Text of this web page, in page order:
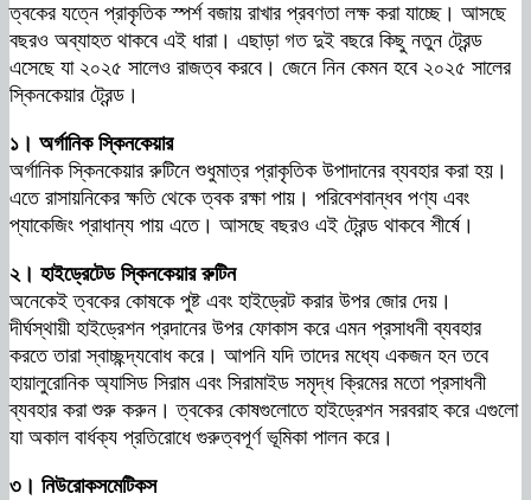
ত্বকের যত্নে প্রাকৃতিক স্পর্শ বজায় রাখার প্রবণতা লক্ষ করা যাচ্ছে। আসছে
বছরও অব্যাহত থাকবে এই ধারা। এছাড়া গত দুই বছরে কিছু নতুন ট্রেন্ড
এসেছে যা ২০২৫ সালেও রাজত্ব করবে। জেনে নিন কেমন হবে ২০২৫ সালের
স্কিনকেয়ার ট্রেন্ড।
১। অর্গানিক স্কিনকেয়ার
অর্গানিক স্কিনকেয়ার রুটিনে শুধুমাত্র প্রাকৃতিক উপাদানের ব্যবহার করা হয়।
এতে রাসায়নিকের ক্ষতি থেকে ত্বক রক্ষা পায়। পরিবেশবান্ধব পণ্য এবং
প্যাকেজিং প্রাধান্য পায় এতে। আসছে বছরও এই ট্রেন্ড থাকবে শীর্ষে।
২। হাইড্রেটেড স্কিনকেয়ার রুটিন
অনেকেই ত্বকের কোষকে পুষ্ট এবং হাইড্রেট করার উপর জোর দেয়।
দীর্ঘস্থায়ী হাইড্রেশন প্রদানের উপর ফোকাস করে এমন প্রসাধনী ব্যবহার
করতে তারা স্বাচ্ছন্দ্যবোধ করে। আপনি যদি তাদের মধ্যে একজন হন তবে
হায়ালুরোনিক অ্যাসিড সিরাম এবং সিরামাইড সমৃদ্ধ ক্রিমের মতো প্রসাধনী
ব্যবহার করা শুরু করুন। ত্বকের কোষগুলোতে হাইড্রেশন সরবরাহ করে এগুলো
যা অকাল বার্ধক্য প্রতিরোধে গুরুত্বপূর্ণ ভূমিকা পালন করে।
৩। নিউরোকসমেটিকস